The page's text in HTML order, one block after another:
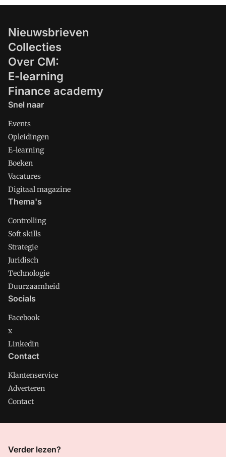
Nieuwsbrieven
Collecties
Over CM:
E-learning
Finance academy
Snel naar
Events
Opleidingen
E-learning
Boeken
Vacatures
Digitaal magazine
Thema's
Controlling
Soft skills
Strategie
Juridisch
Technologie
Duurzaamheid
Socials
Facebook
x
Linkedin
Contact
Klantenservice
Adverteren
Contact
CMweb is onderdeel van VMN media. Lees in
Verder lezen?